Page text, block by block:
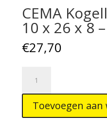
CEMA
10 x 26 x 8
€27,70
Kogellager
6000
10
Toevoegen